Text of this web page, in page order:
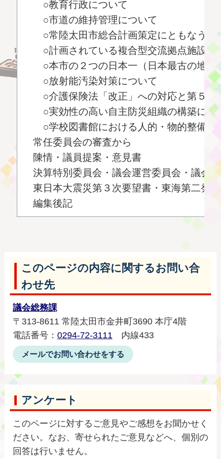
○教育行政について
○市道の維持管理について
○常陸太田市総合計画策定にともなう市
○計画されている複合型交流拠点施設と
○本市の２つの日本一（日本最古の地層
○放射能汚染対策について
○介護保険法「改正」への対応と第５期
○実効性の高い自主防災組織の構築につ
○学校図書館における人的・物的整備の
常任委員会の審査から
陳情・議員提案・意見書
決算特別委員会・議会運営委員会・議会
東日本大震災第３次要望書・東海第二発
編集後記
このページの内容に関するお問い合
わせ先
議会総務課
〒313-8611 常陸太田市金井町3690 本庁4階
電話番号： 0294-72-3111内線433
メールでお問い合わせをする
アンケート
このページに対するご意見やご感想をお聞かせく
ださい。なお、寄せられたご意見などへ、個別の
回答は行いません。